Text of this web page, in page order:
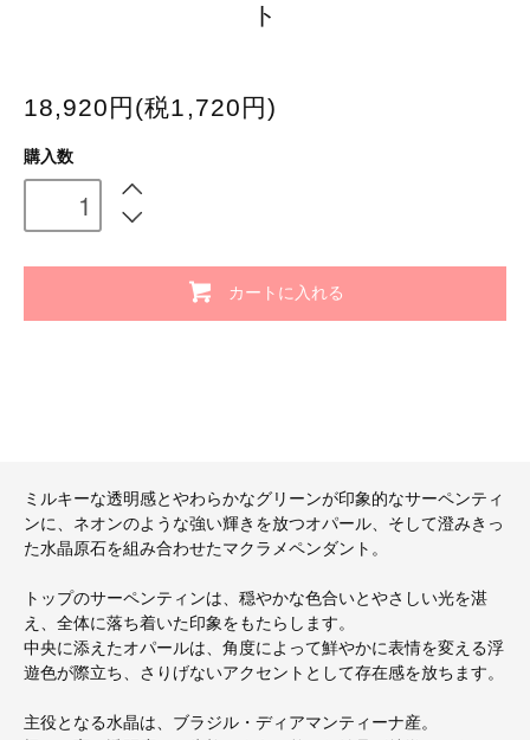
ト
18,920円(税1,720円)
購入数
カートに入れる
ミルキーな透明感とやわらかなグリーンが印象的なサーペンティ
ンに、ネオンのような強い輝きを放つオパール、そして澄みきっ
た水晶原石を組み合わせたマクラメペンダント。
トップのサーペンティンは、穏やかな色合いとやさしい光を湛
え、全体に落ち着いた印象をもたらします。
中央に添えたオパールは、角度によって鮮やかに表情を変える浮
遊色が際立ち、さりげないアクセントとして存在感を放ちます。
主役となる水晶は、ブラジル・ディアマンティーナ産。